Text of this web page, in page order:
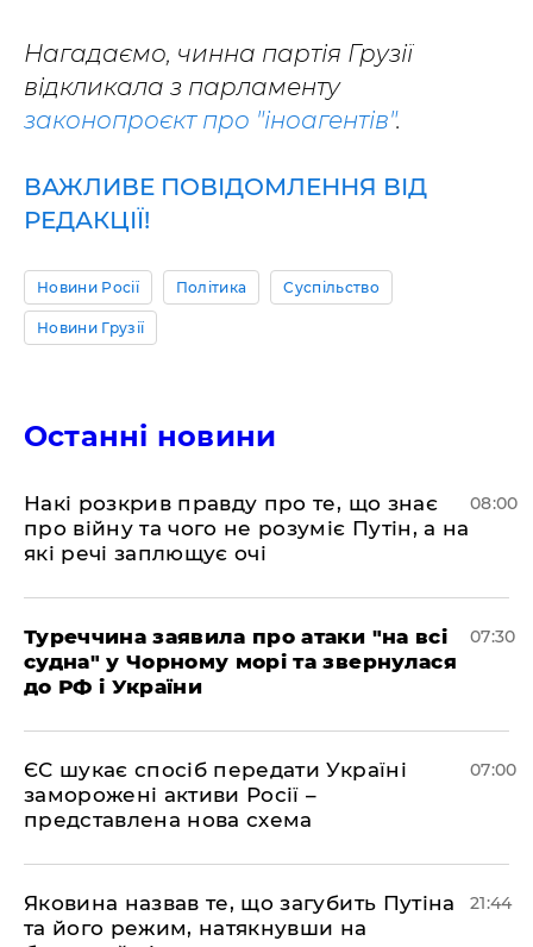
Нагадаємо, чинна партія Грузії
відкликала з парламенту
законопроєкт про "іноагентів".
ВАЖЛИВЕ ПОВІДОМЛЕННЯ ВІД
РЕДАКЦІЇ!
Новини Росії Політика Суспільство
Новини Грузії
Останні новини
Накі розкрив правду про те, що знає
про війну та чого не розуміє Путін, а на
які речі заплющує очі
08:00
Туреччина заявила про атаки "на всі
судна" у Чорному морі та звернулася
до РФ і України
07:30
ЄС шукає спосіб передати Україні
заморожені активи Росії –
представлена ​​нова схема
07:00
Яковина назвав те, що загубить Путіна
та його режим, натякнувши на
21:44